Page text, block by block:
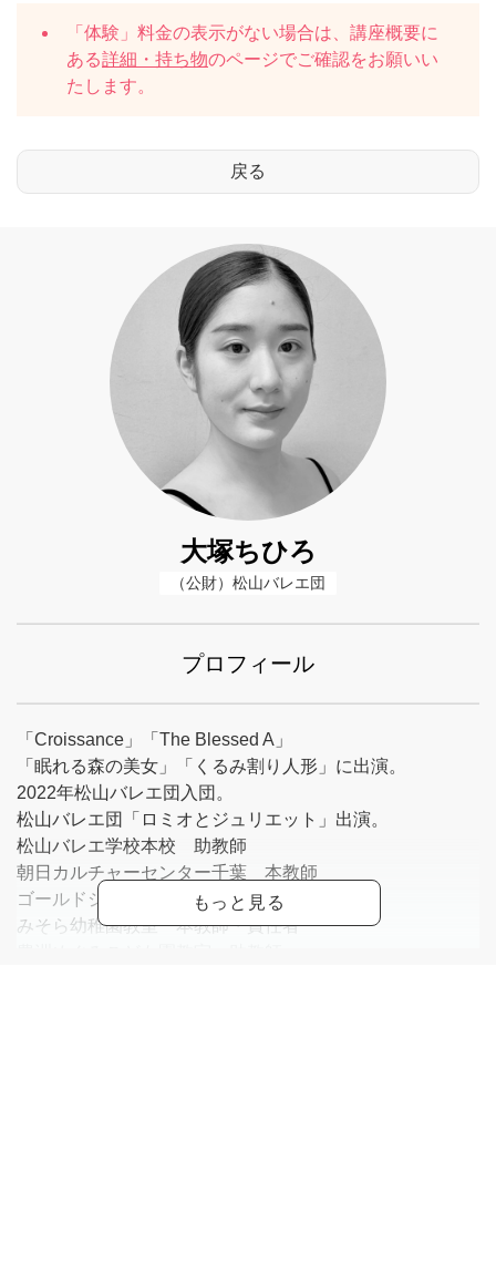
「体験」料金の表示がない場合は、講座概要に
ある詳細・持ち物のページでご確認をお願いい
たします。
大塚ちひろ
（公財）松山バレエ団
プロフィール
「Croissance」「The Blessed A」
「眠れる森の美女」「くるみ割り人形」に出演。
2022年松山バレエ団入団。
松山バレエ団「ロミオとジュリエット」出演。
松山バレエ学校本校 助教師
朝日カルチャーセンター千葉 本教師
ゴールドジム津田沼千葉 本教師
みそら幼稚園教室 本教師・責任者